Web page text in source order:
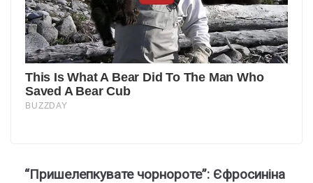
“Пришелепкувате чорнороте”: Єфросиніна